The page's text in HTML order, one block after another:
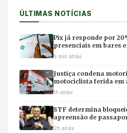
ÚLTIMAS NOTÍCIAS
Pix já responde por
presenciais em bares
aponta Abrasel
6 min atrás
Justiça condena
motociclista ferida em
1h atrás
STF determina
apreensão de
Mauro Mendes em
2h atrás